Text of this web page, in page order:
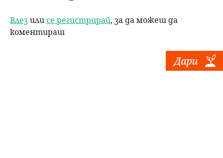
Влезили се регистрирай, за да можеш да
коментираш